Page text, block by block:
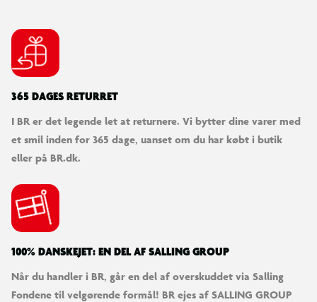
365 DAGES RETURRET
I BR er det legende let at returnere. Vi bytter dine varer med
et smil inden for 365 dage, uanset om du har købt i butik
eller på BR.dk.
100% DANSKEJET: EN DEL AF SALLING GROUP
Når du handler i BR, går en del af overskuddet via Salling
Fondene til velgørende formål! BR ejes af SALLING GROUP